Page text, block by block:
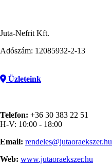
Juta-Nefrit Kft.
Adószám: 12085932-2-13
Üzleteink
Telefon: +36 30 383 22 51
H-V: 10:00 - 18:00
Email: rendeles@jutaoraekszer.hu
Web: www.jutaoraekszer.hu